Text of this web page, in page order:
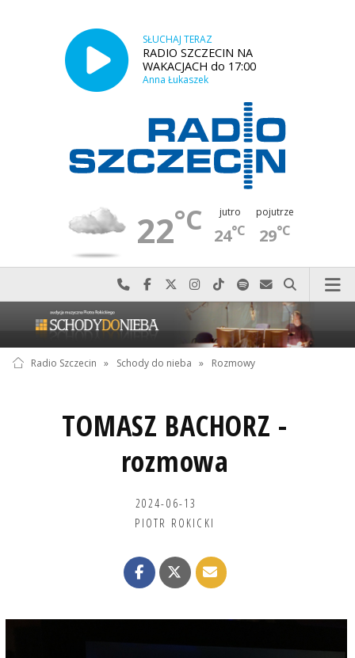
SŁUCHAJ TERAZ
RADIO SZCZECIN NA
WAKACJACH do 17:00
Anna Łukaszek
22°C jutro
24°C
pojutrze
29°C
Najlepiej po prostu do nas zadzwoń
Odwiedź nas na Facebook-u
Odwiedź nas na X
Odwiedź nas na Instagram-ie
Odwiedź nas na TikTok-u
Szukaj nas na Spotify
Wyślij do nas
Szukaj
Radio Szczecin » Schody do nieba » Rozmowy
TOMASZ BACHORZ -
rozmowa
2024-06-13
PIOTR ROKICKI